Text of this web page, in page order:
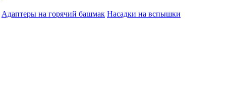
Адаптеры на горячий башмак Насадки на вспышки